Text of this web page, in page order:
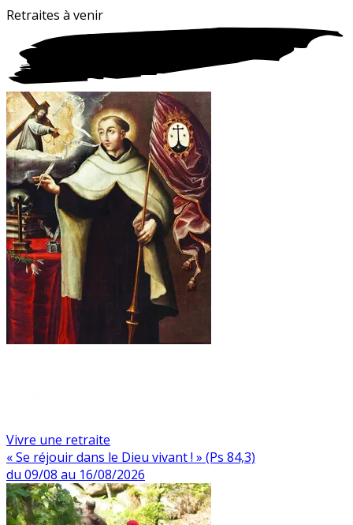
Retraites à venir
Vivre une retraite
« Se réjouir dans le Dieu vivant ! » (Ps 84,3)
du 09/08 au 16/08/2026